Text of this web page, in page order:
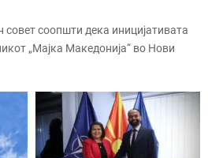
соопшти дека иницијативата
„Мајка Македонија“ во Нови